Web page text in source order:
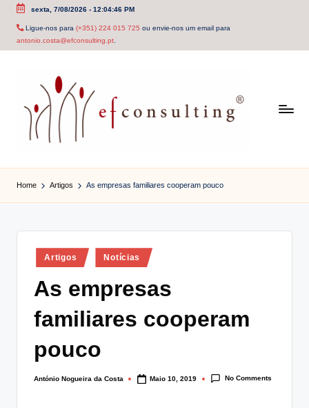
Skip
sexta, 7/08/2026- 12:04:47 PM
Ligue-nos para (+351) 224 015 725 ou envie-nos um email para
antonio.costa@efconsulting.pt.
f
c
o
Home Artigos As empresas familiares cooperam pouco
Posted
in
Artigos Notícias
As empresas
familiares cooperam
pouco
Posted
António Nogueira da Costa Maio 10, 2019 No Comments